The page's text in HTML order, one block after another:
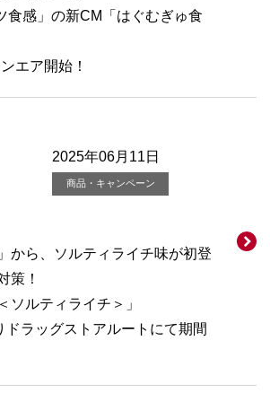
食感」の新CM「はぐむぎゅ食
エア開始！
2025年06月11日
商品・キャンペーン
から、ソルティライチ味が初登
策！
ソルティライチ＞」
ドラッグストアルートにて期間